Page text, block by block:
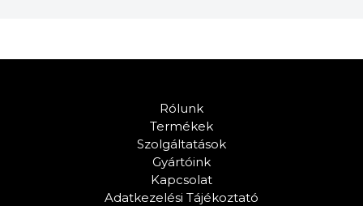
Rólunk
Termékek
Szolgáltatások
Gyártóink
Kapcsolat
Adatkezelési Tájékoztató